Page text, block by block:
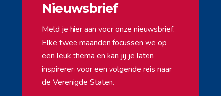
Nieuwsbrief
Meld je hier aan voor onze nieuwsbrief.
Elke twee maanden focussen we op
een leuk thema en kan jij je laten
inspireren voor een volgende reis naar
de Verenigde Staten.